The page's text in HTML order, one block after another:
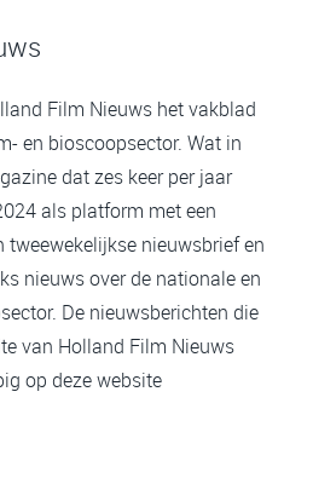
Film Nieuws het vakblad
en bioscoopsector. Wat in
dat zes keer per jaar
als platform met een
tweewekelijkse nieuwsbrief en
nieuws over de nationale en
De nieuwsberichten die
van Holland Film Nieuws
op deze website